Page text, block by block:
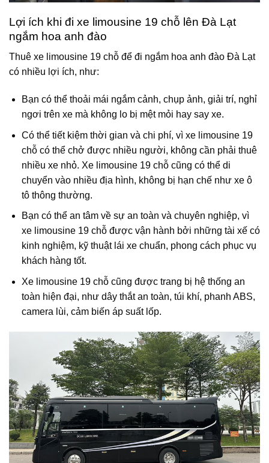
Lợi ích khi đi xe limousine 19 chỗ lên Đà Lạt
ngắm hoa anh đào
Thuê xe limousine 19 chỗ để đi ngắm hoa anh đào Đà Lạt
có nhiều lợi ích, như:
Bạn có thể thoải mái ngắm cảnh, chụp ảnh, giải trí, nghỉ
ngơi trên xe mà không lo bị mệt mỏi hay say xe.
Có thể tiết kiệm thời gian và chi phí, vì xe limousine 19
chỗ có thể chở được nhiều người, không cần phải thuê
nhiều xe nhỏ. Xe limousine 19 chỗ cũng có thể di
chuyển vào nhiều địa hình, không bị hạn chế như xe ô
tô thông thường.
Bạn có thể an tâm về sự an toàn và chuyên nghiệp, vì
xe limousine 19 chỗ được vận hành bởi những tài xế có
kinh nghiệm, kỹ thuật lái xe chuẩn, phong cách phục vụ
khách hàng tốt.
Xe limousine 19 chỗ cũng được trang bị hệ thống an
toàn hiện đại, như dây thắt an toàn, túi khí, phanh ABS,
camera lùi, cảm biến áp suất lốp.